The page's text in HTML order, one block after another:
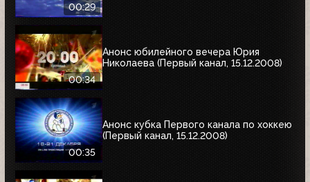
00:29
00:34
Анонс юбилейного вечера Юрия
Николаева (Первый канал, 15.12.2008)
00:35
Анонс кубка Первого канала по хоккею
(Первый канал, 15.12.2008)